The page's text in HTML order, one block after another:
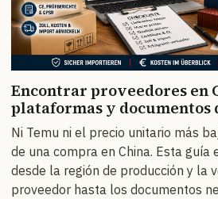
Encontrar proveedores en
plataformas y documentos
Ni Temu ni el precio unitario más
de una compra en China. Esta guía
desde la región de producción y la
proveedor hasta los documentos